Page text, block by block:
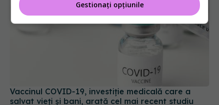
Vaccinul COVID-19, investiție medicală care a
salvat vieți și bani, arată cel mai recent studiu
Gestionați opțiunile